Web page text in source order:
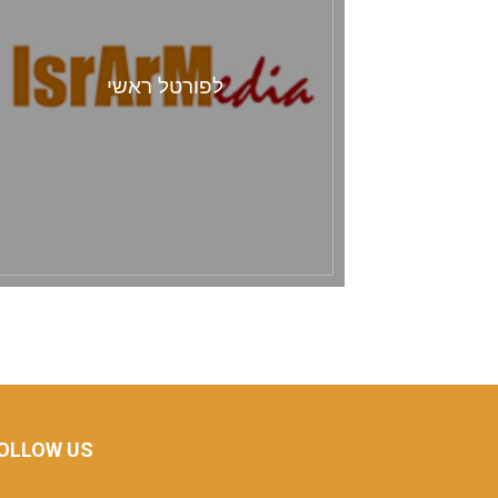
לפורטל ראשי
US